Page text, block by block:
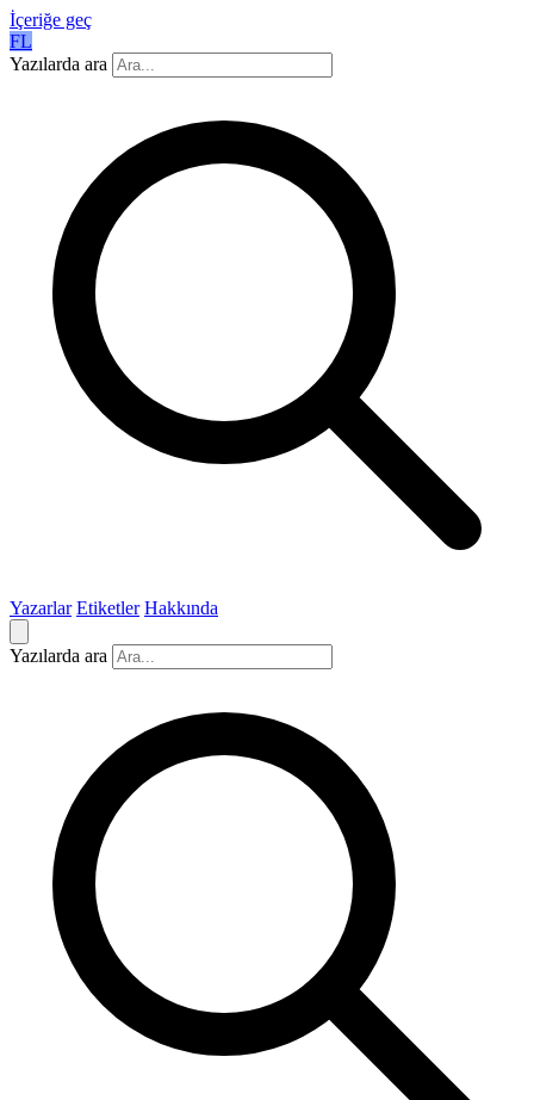
İçeriğe geç
FL
Yazılarda ara
Yazarlar Etiketler Hakkında
Yazılarda ara